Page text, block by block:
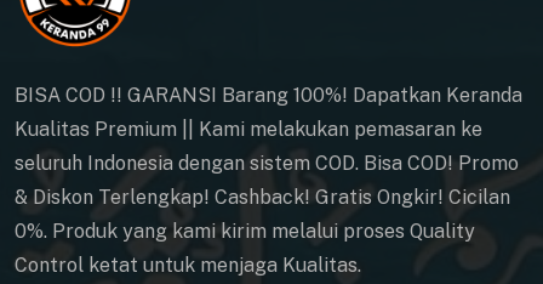
BISA COD !! GARANSI Barang 100%! Dapatkan Keranda
Kualitas Premium || Kami melakukan pemasaran ke
seluruh Indonesia dengan sistem COD. Bisa COD! Promo
& Diskon Terlengkap! Cashback! Gratis Ongkir! Cicilan
0%. Produk yang kami kirim melalui proses Quality
Control ketat untuk menjaga Kualitas.